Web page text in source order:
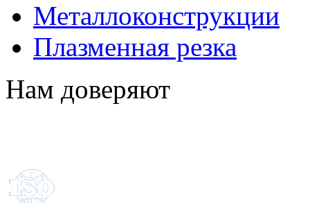
Металлоконструкции
Плазменная резка
Нам доверяют